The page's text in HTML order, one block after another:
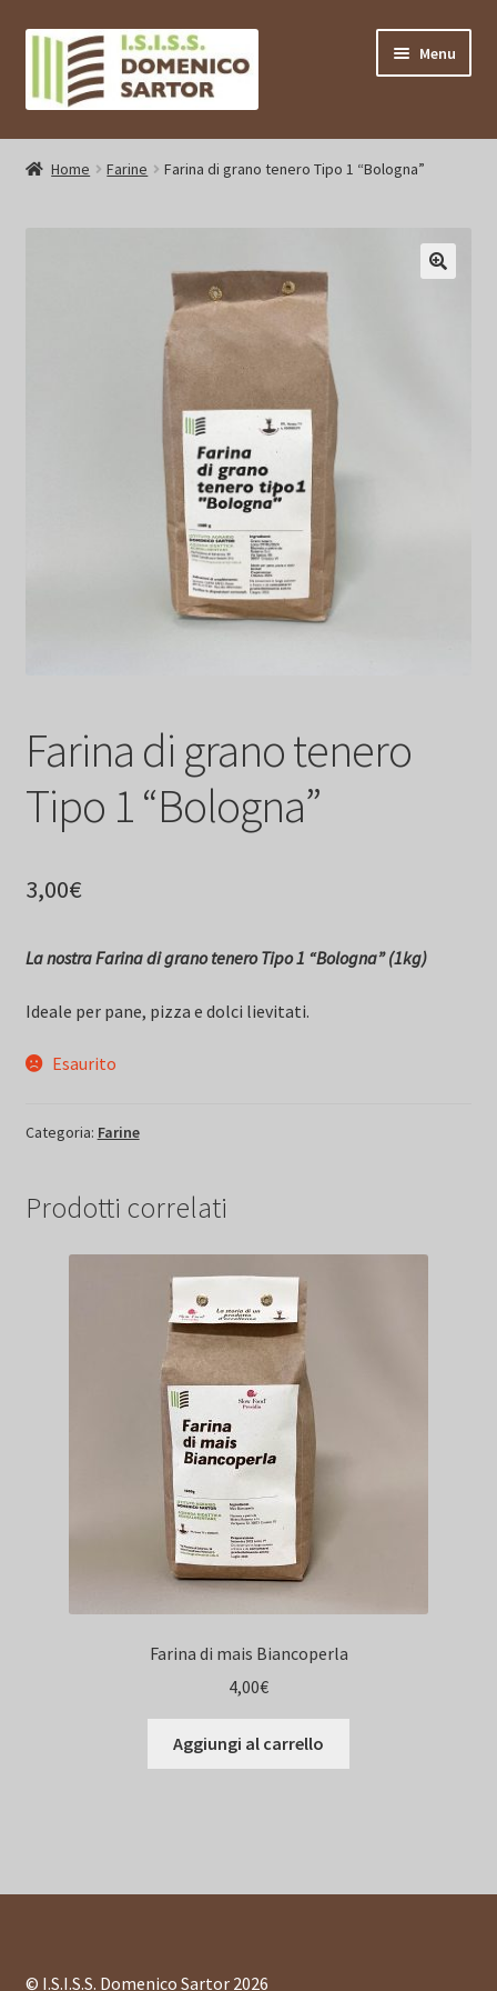
Vai
navigazione
Vai
contenuto
Menu
Home
Privacy e Cookie Policy
Home Farine Farina di grano tenero Tipo 1 “Bologna”
Farina di grano tenero
Tipo 1 “Bologna”
3,00€
La nostra Farina di grano tenero Tipo 1 “Bologna” (1kg)
Ideale per pane, pizza e dolci lievitati.
Esaurito
Categoria: Farine
Prodotti correlati
Farina di mais Biancoperla
4,00€
Aggiungi al carrello
© I.S.I.S.S. Domenico Sartor 2026